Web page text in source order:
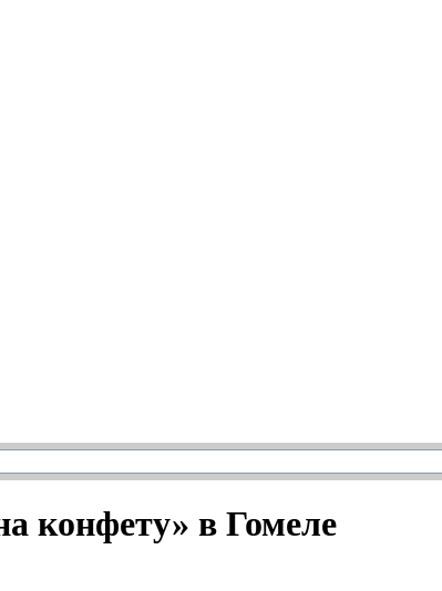
конфету» в Гомеле